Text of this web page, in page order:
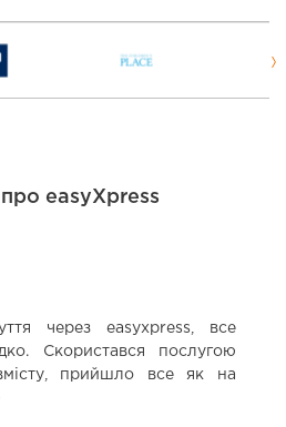
про easyXpress
через easyxpress, все
Скористався послугою
прийшло все як на